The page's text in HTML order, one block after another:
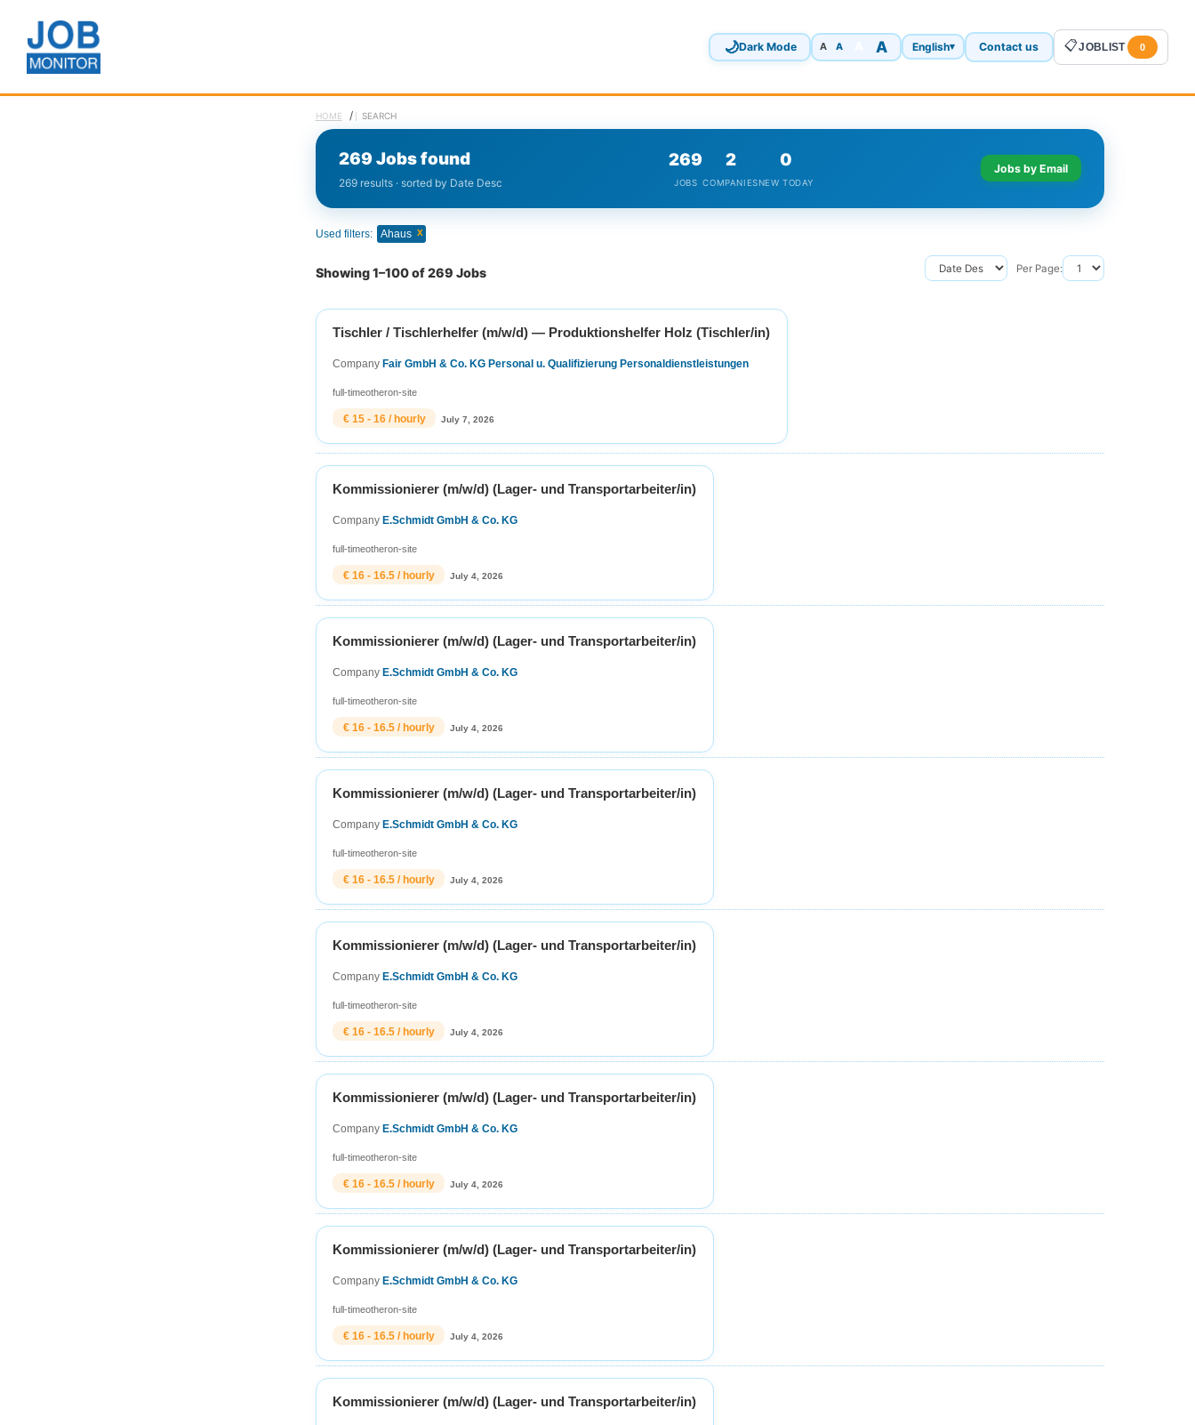
🌙Dark Mode A A A English▾ Contact us 📋JOBLIST 0
HOME / SEARCH
269 Jobs found
269 results · sorted by Date Desc
269
JOBS
2
COMPANIES
0
NEW TODAY
Jobs by Email
Used filters: Ahaus x
Showing 1–100 of 269 Jobs Per Page:
Tischler / Tischlerhelfer (m/w/d) — Produktionshelfer Holz (Tischler/in)
CompanyFair GmbH & Co. KG Personal u. Qualifizierung Personaldienstleistungen
full-timeotheron-site
€ 15 - 16 / hourly July 7, 2026
Kommissionierer (m/w/d) (Lager- und Transportarbeiter/in)
CompanyE.Schmidt GmbH & Co. KG
full-timeotheron-site
€ 16 - 16.5 / hourly July 4, 2026
Kommissionierer (m/w/d) (Lager- und Transportarbeiter/in)
CompanyE.Schmidt GmbH & Co. KG
full-timeotheron-site
€ 16 - 16.5 / hourly July 4, 2026
Kommissionierer (m/w/d) (Lager- und Transportarbeiter/in)
CompanyE.Schmidt GmbH & Co. KG
full-timeotheron-site
€ 16 - 16.5 / hourly July 4, 2026
Kommissionierer (m/w/d) (Lager- und Transportarbeiter/in)
CompanyE.Schmidt GmbH & Co. KG
full-timeotheron-site
€ 16 - 16.5 / hourly July 4, 2026
Kommissionierer (m/w/d) (Lager- und Transportarbeiter/in)
CompanyE.Schmidt GmbH & Co. KG
full-timeotheron-site
€ 16 - 16.5 / hourly July 4, 2026
Kommissionierer (m/w/d) (Lager- und Transportarbeiter/in)
CompanyE.Schmidt GmbH & Co. KG
full-timeotheron-site
€ 16 - 16.5 / hourly July 4, 2026
Kommissionierer (m/w/d) (Lager- und Transportarbeiter/in)